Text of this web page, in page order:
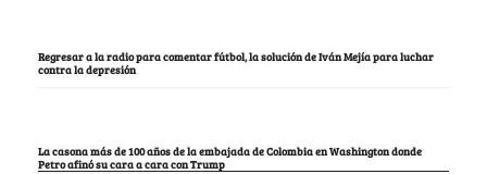
Regresar a la radio para comentar fútbol, la solución de Iván Mejía para luchar
contra la depresión
La casona más de 100 años de la embajada de Colombia en Washington donde
Petro afinó su cara a cara con Trump